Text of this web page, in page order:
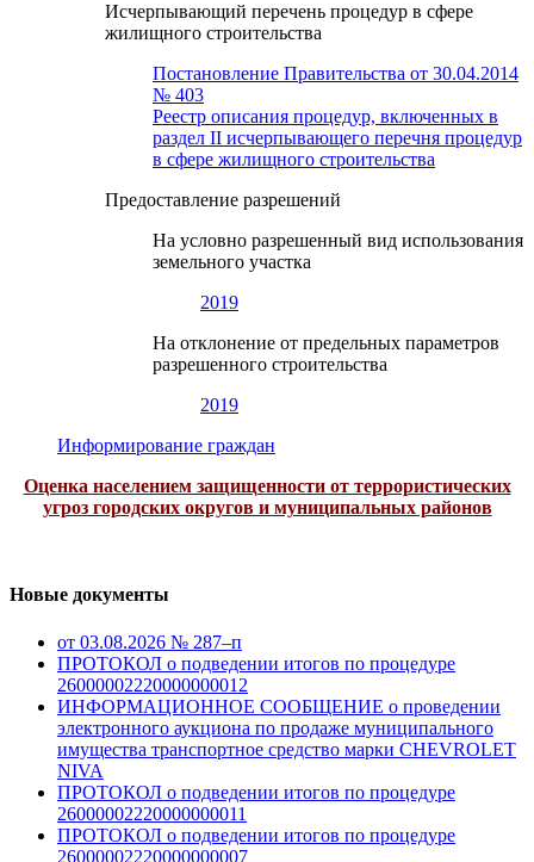
Исчерпывающий перечень процедур в сфере
жилищного строительства
Постановление Правительства от 30.04.2014
№ 403
Реестр описания процедур, включенных в
раздел II исчерпывающего перечня процедур
в сфере жилищного строительства
Предоставление разрешений
На условно разрешенный вид использования
земельного участка
2019
На отклонение от предельных параметров
разрешенного строительства
2019
Информирование граждан
Оценка населением защищенности от террористических
угроз городских округов и муниципальных районов
Новые документы
от 03.08.2026 № 287–п
ПРОТОКОЛ о подведении итогов по процедуре
26000002220000000012
ИНФОРМАЦИОННОЕ СООБЩЕНИЕ о проведении
электронного аукциона по продаже муниципального
имущества транспортное средство марки CHEVROLET
NIVA
ПРОТОКОЛ о подведении итогов по процедуре
26000002220000000011
ПРОТОКОЛ о подведении итогов по процедуре
26000002220000000007